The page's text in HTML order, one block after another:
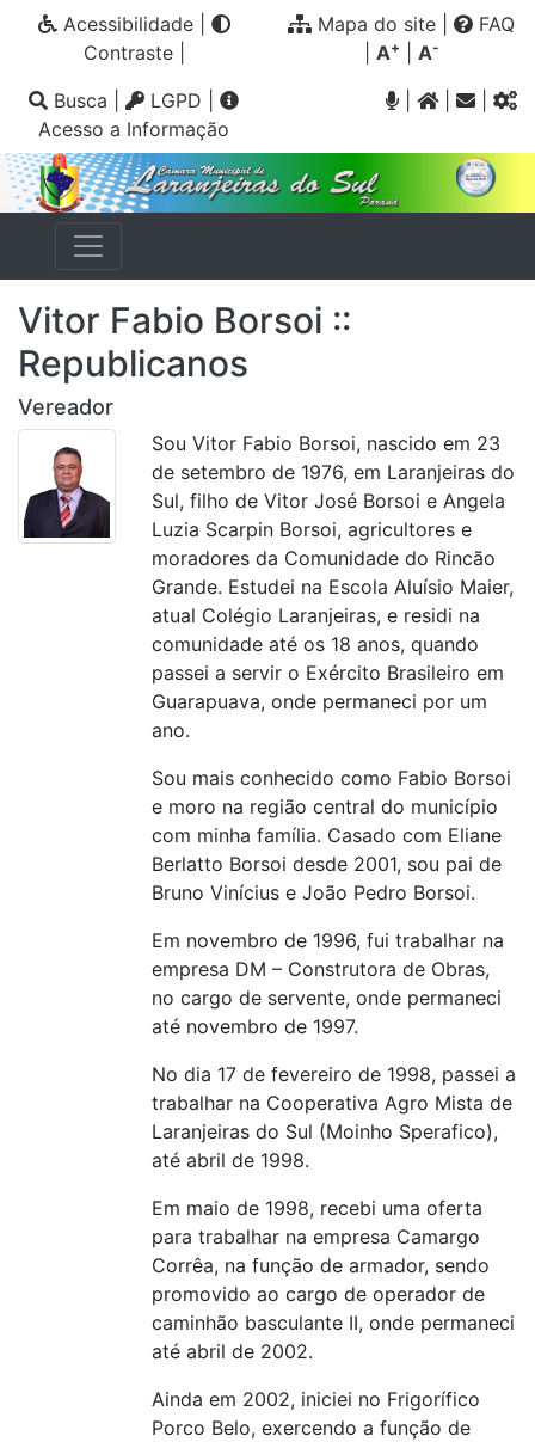
Acessibilidade|
Contraste|
Mapa do site
FAQ
A+ A-
Busca LGPD
Acesso a Informação
|
Vitor Fabio Borsoi ::
Republicanos
Vereador
Sou Vitor Fabio Borsoi, nascido em 23
de setembro de 1976, em Laranjeiras do
Sul, filho de Vitor José Borsoi e Angela
Luzia Scarpin Borsoi, agricultores e
moradores da Comunidade do Rincão
Grande. Estudei na Escola Aluísio Maier,
atual Colégio Laranjeiras, e residi na
comunidade até os 18 anos, quando
passei a servir o Exército Brasileiro em
Guarapuava, onde permaneci por um
ano.
Sou mais conhecido como Fabio Borsoi
e moro na região central do município
com minha família. Casado com Eliane
Berlatto Borsoi desde 2001, sou pai de
Bruno Vinícius e João Pedro Borsoi.
Em novembro de 1996, fui trabalhar na
empresa DM – Construtora de Obras,
no cargo de servente, onde permaneci
até novembro de 1997.
No dia 17 de fevereiro de 1998, passei a
trabalhar na Cooperativa Agro Mista de
Laranjeiras do Sul (Moinho Sperafico),
até abril de 1998.
Em maio de 1998, recebi uma oferta
para trabalhar na empresa Camargo
Corrêa, na função de armador, sendo
promovido ao cargo de operador de
caminhão basculante II, onde permaneci
até abril de 2002.
Ainda em 2002, iniciei no Frigorífico
Porco Belo, exercendo a função de